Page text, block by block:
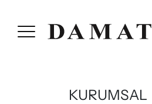
KURUMSAL